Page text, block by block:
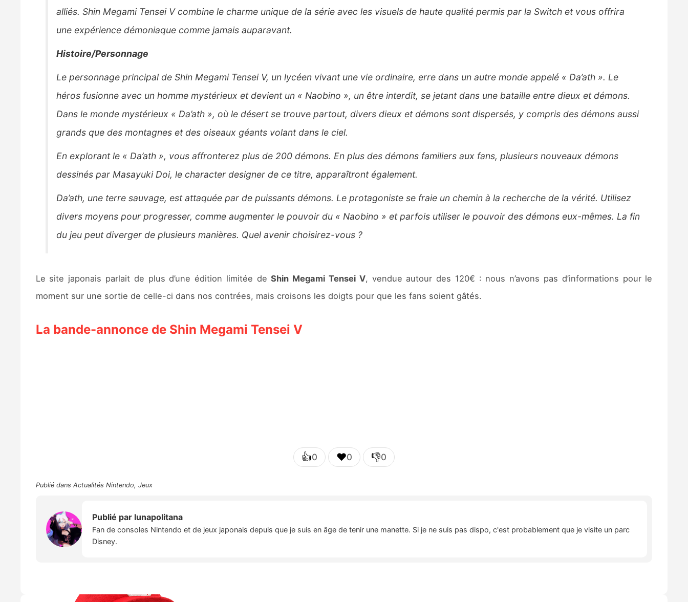
alliés. Shin Megami Tensei V combine le charme unique de la série avec les visuels de haute qualité permis par la Switch et vous offrira
une expérience démoniaque comme jamais auparavant.
Histoire/Personnage
Le personnage principal de Shin Megami Tensei V, un lycéen vivant une vie ordinaire, erre dans un autre monde appelé « Da’ath ». Le
héros fusionne avec un homme mystérieux et devient un « Naobino », un être interdit, se jetant dans une bataille entre dieux et démons.
Dans le monde mystérieux « Da’ath », où le désert se trouve partout, divers dieux et démons sont dispersés, y compris des démons aussi
grands que des montagnes et des oiseaux géants volant dans le ciel.
En explorant le « Da’ath », vous affronterez plus de 200 démons. En plus des démons familiers aux fans, plusieurs nouveaux démons
dessinés par Masayuki Doi, le character designer de ce titre, apparaîtront également.
Da’ath, une terre sauvage, est attaquée par de puissants démons. Le protagoniste se fraie un chemin à la recherche de la vérité. Utilisez
divers moyens pour progresser, comme augmenter le pouvoir du « Naobino » et parfois utiliser le pouvoir des démons eux-mêmes. La fin
du jeu peut diverger de plusieurs manières. Quel avenir choisirez-vous ?
Le site japonais parlait de plus d’une édition limitée deShin Megami Tensei V, vendue autour des 120€ : nous n’avons pas d’informations pour le
moment sur une sortie de celle-ci dans nos contrées, mais croisons les doigts pour que les fans soient gâtés.
La bande-annonce de Shin Megami Tensei V
👍0 ❤️0 👎0
Publié dans Actualités Nintendo, Jeux
Publié par lunapolitana
Fan de consoles Nintendo et de jeux japonais depuis que je suis en âge de tenir une manette. Si je ne suis pas dispo, c'est probablement que je visite un parc
Disney.